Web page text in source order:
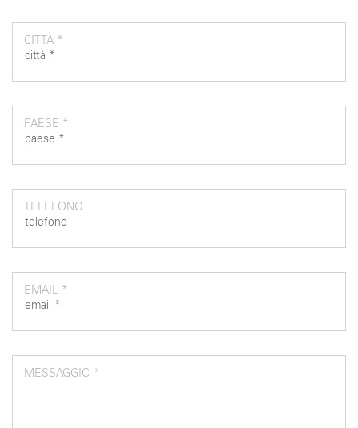
CITTÀ *
PAESE *
TELEFONO
EMAIL *
MESSAGGIO *